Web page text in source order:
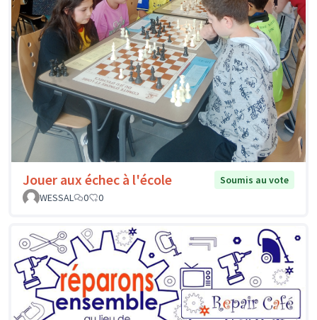
Jouer aux échec à l'école
Soumis au vote
WESSAL
0 0